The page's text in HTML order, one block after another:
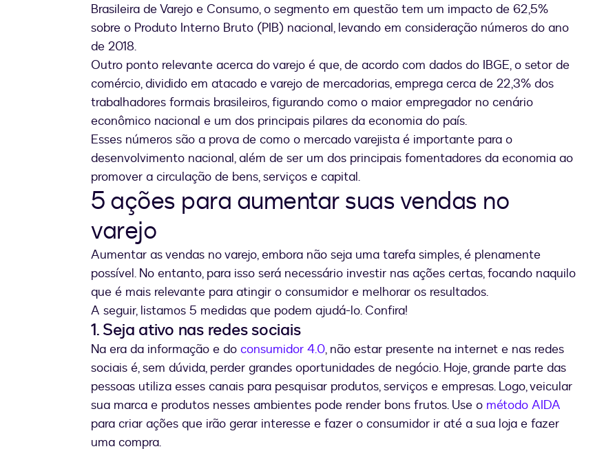
Brasileira de Varejo e Consumo, o segmento em questão tem um impacto de 62,5%
sobre o Produto Interno Bruto (PIB) nacional, levando em consideração números do ano
de 2018.
Outro ponto relevante acerca do varejo é que, de acordo com dados do IBGE, o setor de
comércio, dividido em atacado e varejo de mercadorias, emprega cerca de 22,3% dos
trabalhadores formais brasileiros, figurando como o maior empregador no cenário
econômico nacional e um dos principais pilares da economia do país.
Esses números são a prova de como o mercado varejista é importante para o
desenvolvimento nacional, além de ser um dos principais fomentadores da economia ao
promover a circulação de bens, serviços e capital.
5 ações para aumentar suas vendas no
varejo
Aumentar as vendas no varejo, embora não seja uma tarefa simples, é plenamente
possível. No entanto, para isso será necessário investir nas ações certas, focando naquilo
que é mais relevante para atingir o consumidor e melhorar os resultados.
A seguir, listamos 5 medidas que podem ajudá-lo. Confira!
1. Seja ativo nas redes sociais
Na era da informação e do consumidor 4.0, não estar presente na internet e nas redes
sociais é, sem dúvida, perder grandes oportunidades de negócio. Hoje, grande parte das
pessoas utiliza esses canais para pesquisar produtos, serviços e empresas. Logo, veicular
sua marca e produtos nesses ambientes pode render bons frutos. Use o método AIDA
para criar ações que irão gerar interesse e fazer o consumidor ir até a sua loja e fazer
uma compra.